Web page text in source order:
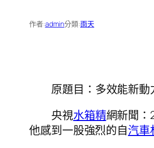
作者:admin分類:雨天
原題目：多效能新
央視水箱精網新聞：
他感到一股強烈的自汽車